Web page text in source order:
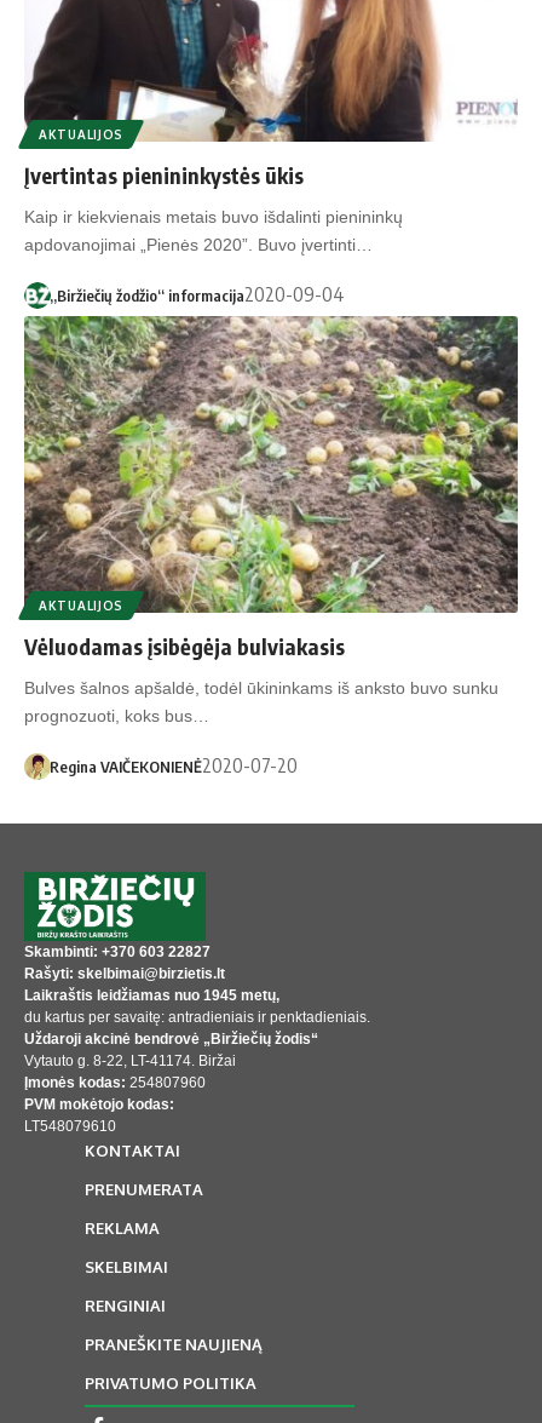
AKTUALIJOS
Įvertintas pienininkystės ūkis
Kaip ir kiekvienais metais buvo išdalinti pienininkų
apdovanojimai „Pienės 2020”. Buvo įvertinti…
„Biržiečių žodžio“ informacija2020-09-04
AKTUALIJOS
Vėluodamas įsibėgėja bulviakasis
Bulves šalnos apšaldė, todėl ūkininkams iš anksto buvo sunku
prognozuoti, koks bus…
Regina VAIČEKONIENĖ2020-07-20
Skambinti: +370 603 22827
Rašyti: skelbimai@birzietis.lt
Laikraštis leidžiamas nuo 1945 metų,
du kartus per savaitę: antradieniais ir penktadieniais.
Uždaroji akcinė bendrovė „Biržiečių žodis“
Vytauto g. 8-22, LT-41174. Biržai
Įmonės kodas: 254807960
PVM mokėtojo kodas:
LT548079610
KONTAKTAI
PRENUMERATA
REKLAMA
SKELBIMAI
RENGINIAI
PRANEŠKITE NAUJIENĄ
PRIVATUMO POLITIKA